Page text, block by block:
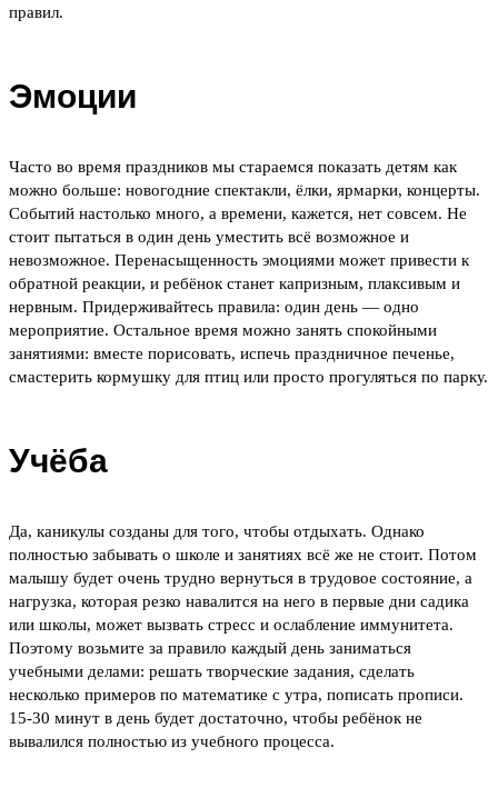
правил.
Эмоции
Часто во время праздников мы стараемся показать детям как
можно больше: новогодние спектакли, ёлки, ярмарки, концерты.
Событий настолько много, а времени, кажется, нет совсем. Не
стоит пытаться в один день уместить всё возможное и
невозможное. Перенасыщенность эмоциями может привести к
обратной реакции, и ребёнок станет капризным, плаксивым и
нервным. Придерживайтесь правила: один день — одно
мероприятие. Остальное время можно занять спокойными
занятиями: вместе порисовать, испечь праздничное печенье,
смастерить кормушку для птиц или просто прогуляться по парку.
Учёба
Да, каникулы созданы для того, чтобы отдыхать. Однако
полностью забывать о школе и занятиях всё же не стоит. Потом
малышу будет очень трудно вернуться в трудовое состояние, а
нагрузка, которая резко навалится на него в первые дни садика
или школы, может вызвать стресс и ослабление иммунитета.
Поэтому возьмите за правило каждый день заниматься
учебными делами: решать творческие задания, сделать
несколько примеров по математике с утра, пописать прописи.
15-30 минут в день будет достаточно, чтобы ребёнок не
вывалился полностью из учебного процесса.